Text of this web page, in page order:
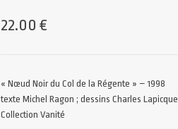
22.00€
« Nœud Noir du Col de la Régente » – 1998
texte Michel Ragon ; dessins Charles Lapicque
Collection Vanité